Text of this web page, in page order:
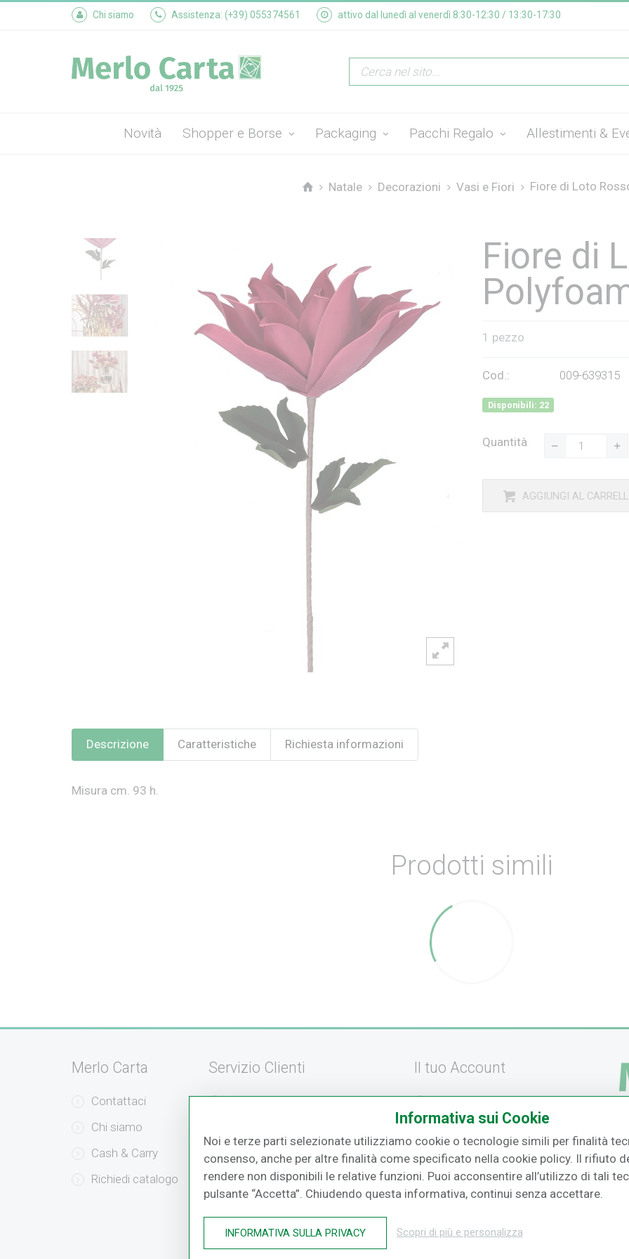
Chi siamo Assistenza: (+39) 055374561 attivo dal lunedì al venerdì 8:30-12:30 / 13:30-17:30
Novità Shopper e Borse Packaging Pacchi Regalo Allestimenti &
Natale Decorazioni Vasi e Fiori Fiore di Loto
Fiore di
1 pezzo
Cod.: 009-639315
Disponibili: 22
Quantità
AGGIUNGI AL
Descrizione Caratteristiche Richiesta informazioni
Misura cm. 93 h.
Prodotti simili
Merlo Carta
Contattaci
Chi siamo
Cash & Carry
Richiedi catalogo
Servizio Clienti
Servizio Clienti
Modalità di Spedizione
Resi e Recessi
Il tuo Account
Registrati
Recupera la Password
Effettua un Reso
o
Informativa sui Cookie
Noi e terze parti selezionate utilizziamo cookie o tecnologie simili per finalità
consenso, anche per altre finalità come specificato nella cookie policy. Il rifiuto
rendere non disponibili le relative funzioni. Puoi acconsentire all’utilizzo di tali
pulsante “Accetta”. Chiudendo questa informativa, continui senza accettare.
INFORMATIVA SULLA PRIVACY Scopri di più e personalizza